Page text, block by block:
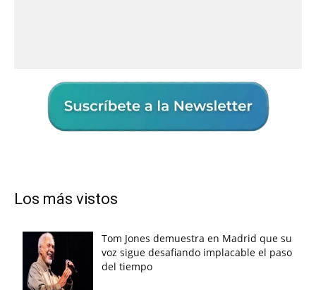
Los más vistos
Tom Jones demuestra en Madrid que su
voz sigue desafiando implacable el paso
del tiempo